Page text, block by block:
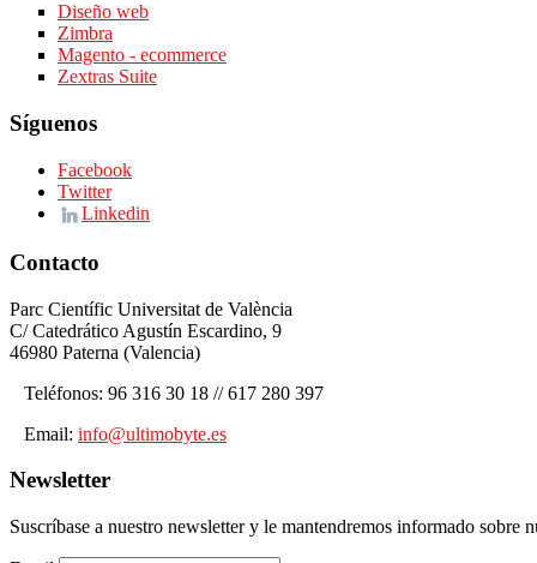
Diseño web
Zimbra
Magento - ecommerce
Zextras Suite
Síguenos
Facebook
Twitter
Linkedin
Contacto
Parc Científic Universitat de València
C/ Catedrático Agustín Escardino, 9
46980 Paterna (Valencia)
Teléfonos: 96 316 30 18 // 617 280 397
Email: info@ultimobyte.es
Newsletter
Suscríbase a nuestro newsletter y le mantendremos informado sobre